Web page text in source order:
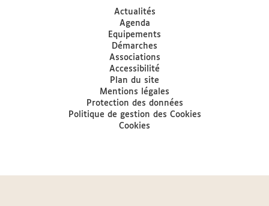
Actualités
Agenda
Equipements
Démarches
Associations
Accessibilité
Plan du site
Mentions légales
Protection des données
Politique de gestion des Cookies
Cookies